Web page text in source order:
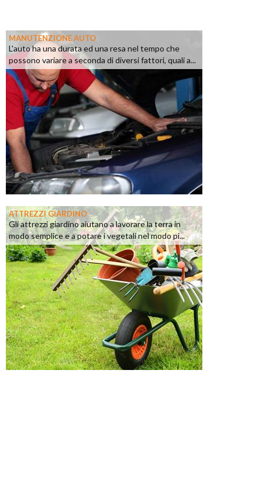
MANUTENZIONE AUTO
L'auto ha una durata ed una resa nel tempo che
possono variare a seconda di diversi fattori, quali a...
ATTREZZI GIARDINO
Gli attrezzi giardino aiutano a lavorare la terra in
modo semplice e a potare i vegetali nel modo pi...